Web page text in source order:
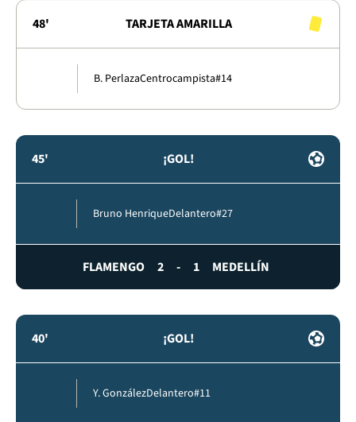
48' TARJETA AMARILLA
B. PerlazaCentrocampista#14
45' ¡GOL!
Bruno HenriqueDelantero#27
FLAMENGO 2 - 1 MEDELLÍN
40' ¡GOL!
Y. GonzálezDelantero#11